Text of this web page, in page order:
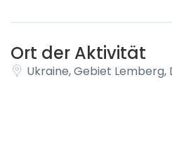
Ort der Aktivität
Ukraine, Gebiet